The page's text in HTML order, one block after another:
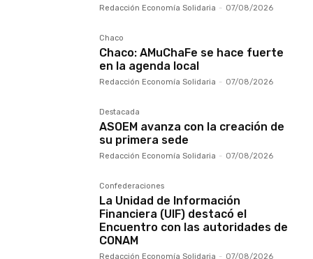
Redacción Economía Solidaria - 07/08/2026
Chaco
Chaco: AMuChaFe se hace fuerte
en la agenda local
Redacción Economía Solidaria - 07/08/2026
Destacada
ASOEM avanza con la creación de
su primera sede
Redacción Economía Solidaria - 07/08/2026
Confederaciones
La Unidad de Información
Financiera (UIF) destacó el
Encuentro con las autoridades de
CONAM
Redacción Economía Solidaria - 07/08/2026